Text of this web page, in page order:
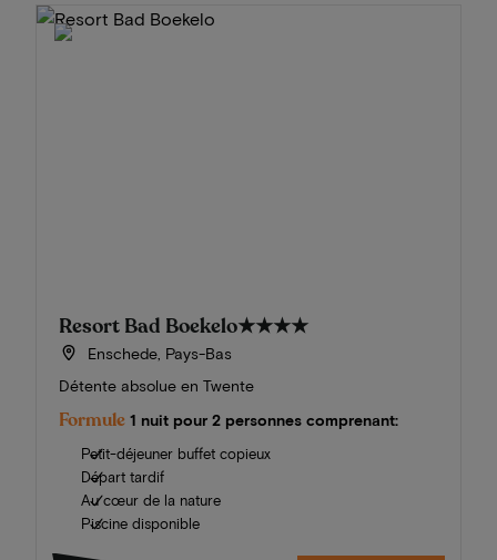
Resort Bad Boekelo★★★★
Enschede, Pays-Bas
Détente absolue en Twente
Formule 1 nuit pour 2 personnes comprenant:
Petit-déjeuner buffet copieux
Départ tardif
Au cœur de la nature
Piscine disponible